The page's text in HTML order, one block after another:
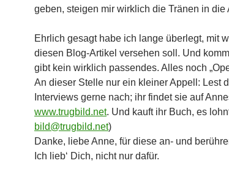
geben, steigen mir wirklich die Tränen in die
Ehrlich gesagt habe ich lange überlegt, mit
diesen Blog-Artikel versehen soll. Und
gibt kein wirklich passendes. Alles noch
An dieser Stelle nur ein kleiner Appell: Lest
Interviews gerne nach; ihr findet sie auf
www.trugbild.net. Und kauft ihr Buch, es
bild@trugbild.net)
Danke, liebe Anne, für diese an- und
Ich lieb‘ Dich, nicht nur dafür.